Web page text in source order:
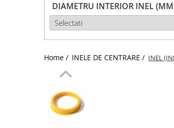
DIAMETRU INTERIOR INEL
Home / INELE DE CENTRARE / INEL